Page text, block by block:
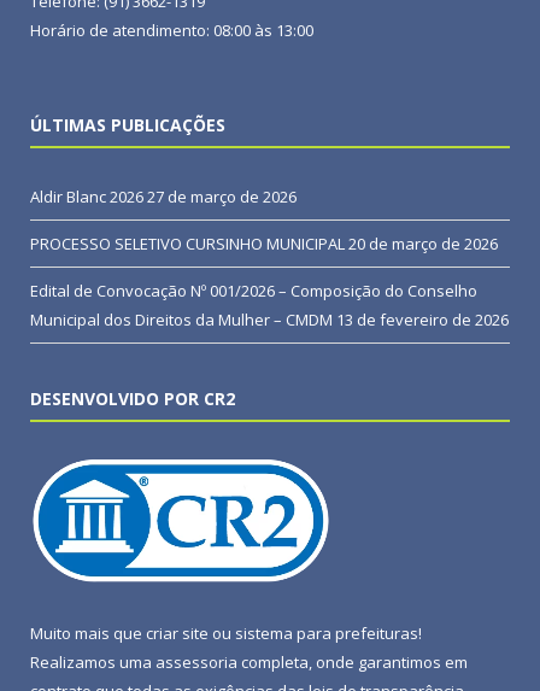
Horário de atendimento: 08:00 às 13:00
ÚLTIMAS PUBLICAÇÕES
Aldir Blanc 202627 de março de 2026
PROCESSO SELETIVO CURSINHO MUNICIPAL20 de março de 2026
Edital de Convocação Nº 001/2026 – Composição do Conselho
Municipal dos Direitos da Mulher – CMDM 13 de fevereiro de 2026
DESENVOLVIDO POR CR2
Muito mais que criar site ou sistema para prefeituras!
Realizamos uma assessoria completa, onde garantimos em